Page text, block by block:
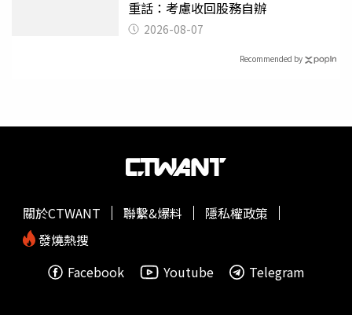
重話：考慮收回股務自辦
2026-08-07
Recommended by
關於CTWANT 聯繫&爆料
隱私權政策
發燒熱搜
Facebook
Youtube Telegram